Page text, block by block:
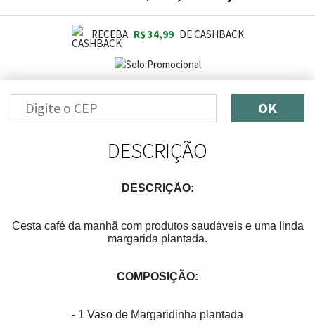
RECEBA R$ 34,99 DE CASHBACK
OK
DESCRIÇÃO
DESCRIÇÃO:
Cesta café da manhã com produtos saudáveis e uma linda
margarida plantada.
COMPOSIÇÃO:
- 1 Vaso de Margaridinha plantada